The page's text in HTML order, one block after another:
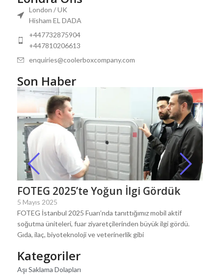
London / UK
Hisham EL DADA
+447732875904
+447810206613
enquiries@coolerboxcompany.com
Son Haber
FOTEG 2025’te Yoğun İlgi Gördük
5 Mayıs 2025
FOTEG İstanbul 2025 Fuarı’nda tanıttığımız mobil aktif
soğutma üniteleri, fuar ziyaretçilerinden büyük ilgi gördü.
Gıda, ilaç, biyoteknoloji ve veterinerlik gibi
Kategoriler
Aşı Saklama Dolapları